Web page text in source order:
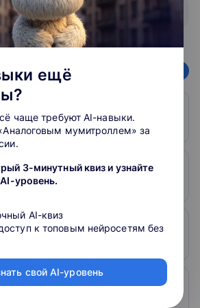
все курсы
598
286
ещё
чаще требуют AI-навыки.
мумитроллем» за
3-минутный квиз и узнайте
уровень.
AI-квиз
к топовым нейросетям без
свой AI-уровень